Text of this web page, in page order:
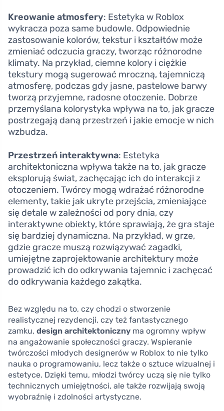
Kreowanie atmosfery: Estetyka w Roblox
wykracza poza same budowle. Odpowiednie
zastosowanie kolorów, tekstur i kształtów może
zmieniać odczucia graczy, tworząc różnorodne
klimaty. Na przykład, ciemne kolory i ciężkie
tekstury mogą sugerować mroczną, tajemniczą
atmosferę, podczas gdy jasne, pastelowe barwy
tworzą przyjemne, radosne otoczenie. Dobrze
przemyślana kolorystyka wpływa na to, jak gracze
postrzegają daną przestrzeń i jakie emocje w nich
wzbudza.
Przestrzeń interaktywna: Estetyka
architektoniczna wpływa także na to, jak gracze
eksplorują świat, zachęcając ich do interakcji z
otoczeniem. Twórcy mogą wdrażać różnorodne
elementy, takie jak ukryte przejścia, zmieniające
się detale w zależności od pory dnia, czy
interaktywne obiekty, które sprawiają, że gra staje
się bardziej dynamiczna. Na przykład, w grze,
gdzie gracze muszą rozwiązywać zagadki,
umiejętne zaprojektowanie architektury może
prowadzić ich do odkrywania tajemnic i zachęcać
do odkrywania każdego zakątka.
Bez względu na to, czy chodzi o stworzenie
realistycznej rezydencji, czy też fantastycznego
zamku, design architektoniczny ma ogromny wpływ
na angażowanie społeczności graczy. Wspieranie
twórczości młodych designerów w Roblox to nie tylko
nauka o programowaniu, lecz także o sztuce wizualnej i
estetyce. Dzięki temu, młodzi twórcy uczą się nie tylko
technicznych umiejętności, ale także rozwijają swoją
wyobraźnię i zdolności artystyczne.